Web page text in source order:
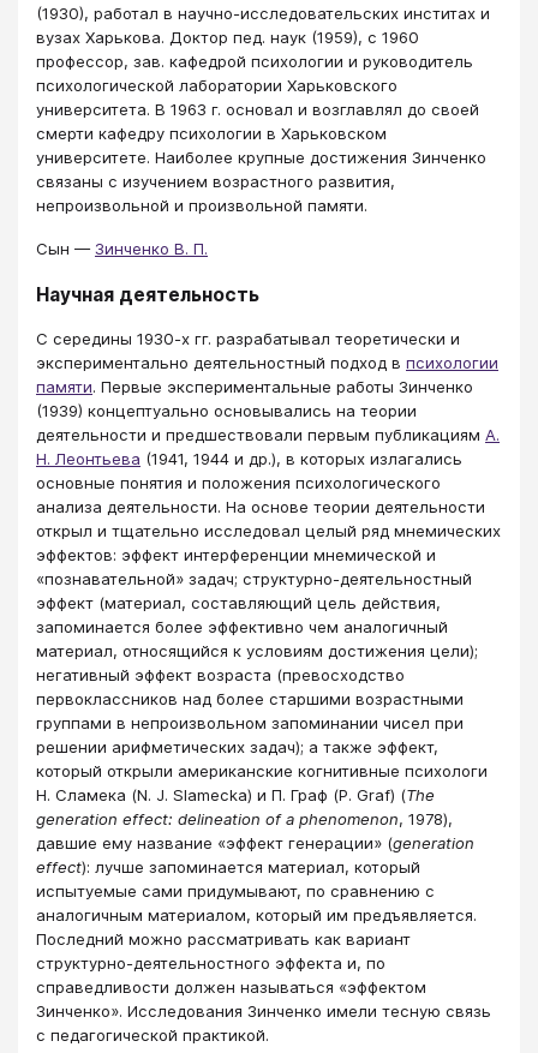
(1930), работал в научно-исследовательских инститах и
вузах Харькова. Доктор пед. наук (1959), с 1960
профессор, зав. кафедрой психологии и руководитель
психологической лаборатории Харьковского
университета. В 1963 г. основал и возглавлял до своей
смерти кафедру психологии в Харьковском
университете. Наиболее крупные достижения Зинченко
связаны с изучением возрастного развития,
непроизвольной и произвольной памяти.
Сын —Зинченко В. П.
Научная деятельность
С середины 1930-х гг. разрабатывал теоретически и
экспериментально деятельностный подход в психологии
памяти. Первые экспериментальные работы Зинченко
(1939) концептуально основывались на теории
деятельности и предшествовали первым публикациям А.
Н. Леонтьева (1941, 1944 и др.), в которых излагались
основные понятия и положения психологического
анализа деятельности. На основе теории деятельности
открыл и тщательно исследовал целый ряд мнемических
эффектов: эффект интерференции мнемической и
«познавательной» задач; структурно-деятельностный
эффект (материал, составляющий цель действия,
запоминается более эффективно чем аналогичный
материал, относящийся к условиям достижения цели);
негативный эффект возраста (превосходство
первоклассников над более старшими возрастными
группами в непроизвольном запоминании чисел при
решении арифметических задач); а также эффект,
который открыли американские когнитивные психологи
Н. Сламека (N. J. Slamecka) и П. Граф (P. Graf) (The
generation effect: delineation of a phenomenon, 1978),
давшие ему название «эффект генерации» (generation
effect): лучше запоминается материал, который
испытуемые сами придумывают, по сравнению с
аналогичным материалом, который им предъявляется.
Последний можно рассматривать как вариант
структурно-деятельностного эффекта и, по
справедливости должен называться «эффектом
Зинченко». Исследования Зинченко имели тесную связь
с педагогической практикой.